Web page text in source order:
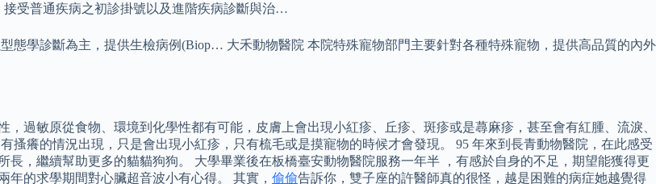
受普通疾病之初診掛號以及進階疾病診斷與治…
態學診斷為主，提供生檢病例(Biop… 大禾動物醫院 本院特殊寵物部門主要針對各種特殊寵物，提供高品質的內外
過敏原從食物、環境到化學性都有可能，皮膚上會出現小紅疹、丘疹、斑疹或是蕁麻疹，甚至會有紅腫、流淚、
癢的情況出現，只是會出現小紅疹，只有梳毛或是摸寵物的時候才會發現。 95 年來到長青動物醫院，在此感受
，繼續幫助更多的貓貓狗狗。 大學畢業後在板橋臺安動物醫院服務一年半 ，有感於自身的不足，期望能獲得更
的求學期間對心臟超音波小有心得。 其實， 偷偷告訴你，雙子座的許醫師真的很怪，越是困難的病症她越覺得